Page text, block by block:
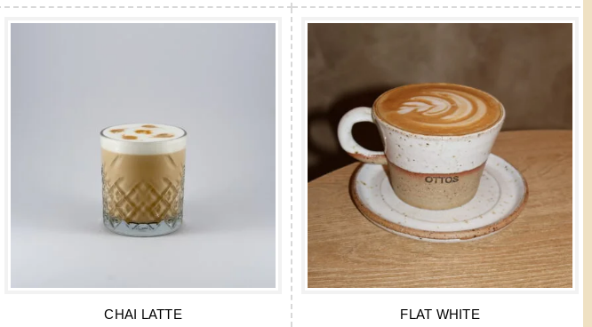
CHAI LATTE FLAT WHITE